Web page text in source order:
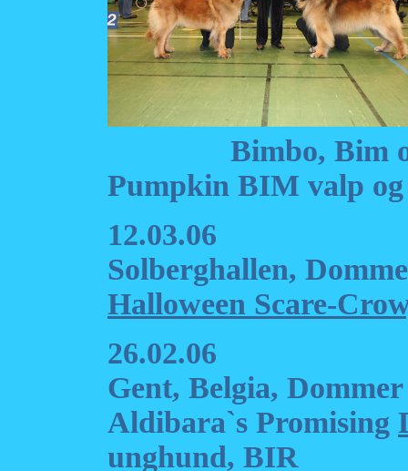
Bimbo,
Pumpkin BIM valp
12.03.06
Solberghallen,
Halloween Scare-
26.02.06
Gent, Belgia,
Aldibara`s Promising
unghund, BIR